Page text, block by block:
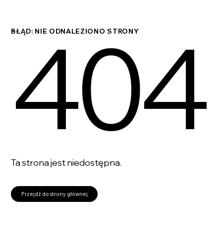
BŁĄD: NIE ODNALEZIONO STRONY
404
Ta strona jest niedostępna.
Przejdź do strony głównej